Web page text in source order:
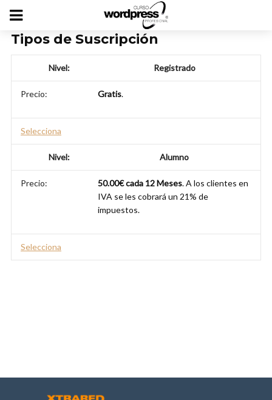
Tipos de Suscripción
Registrado
Gratis.
Selecciona
Alumno
50.00€ cada 12 Meses. A los clientes en
IVA se les cobrará un 21% de
impuestos.
Selecciona